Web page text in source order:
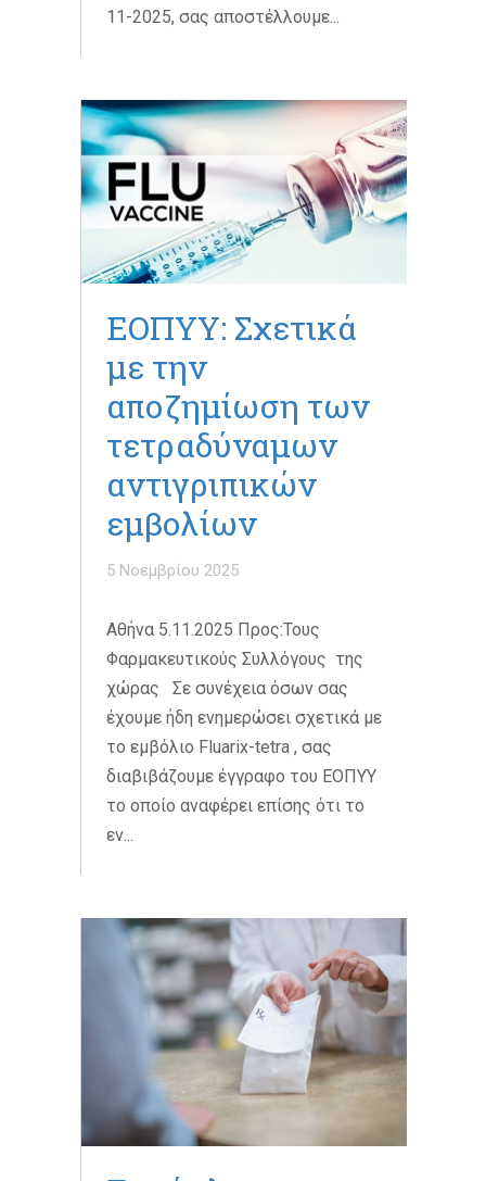
11-2025, σας αποστέλλουμε...
ΕΟΠΥΥ: Σχετικά
με την
αποζημίωση των
τετραδύναμων
αντιγριπικών
εμβολίων
5 Νοεμβρίου 2025
Αθήνα 5.11.2025 Προς:Τους
Φαρμακευτικούς Συλλόγους της
χώρας Σε συνέχεια όσων σας
έχουμε ήδη ενημερώσει σχετικά με
το εμβόλιο Fluarix-tetra , σας
διαβιβάζουμε έγγραφο του ΕΟΠΥΥ
το οποίο αναφέρει επίσης ότι το
εν...